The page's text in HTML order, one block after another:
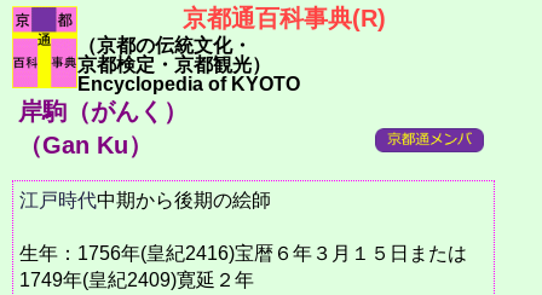
京都通百科事典(R)
（京都の伝統文化・
京都検定・京都観光）
Encyclopedia of KYOTO
岸駒（がんく）
（Gan Ku）
江戸時代中期から後期の絵師
生年：1756年(皇紀2416)宝暦６年３月１５日または
1749年(皇紀2409)寛延２年